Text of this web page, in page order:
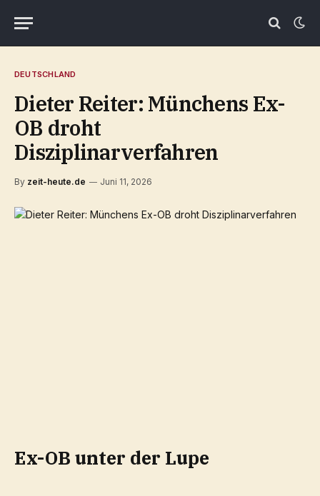
DEUTSCHLAND
Dieter Reiter: Münchens Ex-
OB droht
Disziplinarverfahren
By zeit-heute.de Juni 11, 2026
Ex-OB unter der Lupe